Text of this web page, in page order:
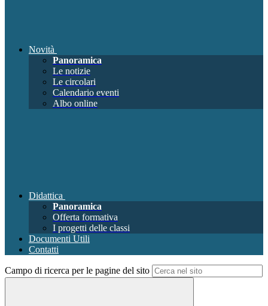
Novità
Panoramica
Le notizie
Le circolari
Calendario eventi
Albo online
Didattica
Panoramica
Offerta formativa
I progetti delle classi
Documenti Utili
Contatti
Campo di ricerca per le pagine del sito